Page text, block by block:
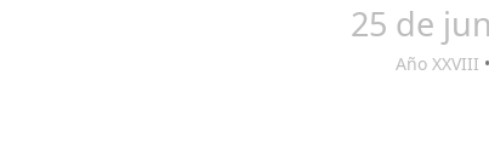
25 de
Año XXVIII •